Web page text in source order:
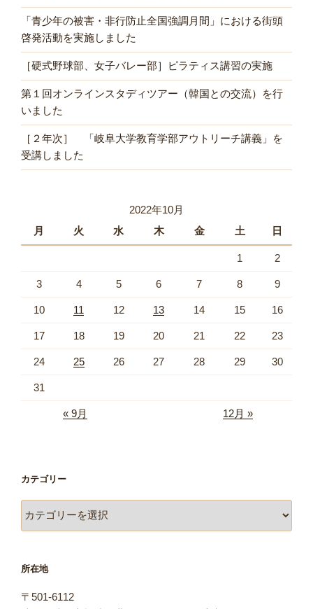
「青少年の被害・非行防止全国強調月間」における街頭
啓発活動を実施しました
［硬式野球部、女子バレー部］ピラティス講習の実施
第１回オンラインスタディツアー（韓国との交流）を行
いました
［２年次］ 「岐阜大学教育学部アウトリーチ講義」を
受講しました
2022年10月
月
火 水 木 金 土 日
1 2
3 4 5 6 7 8 9
10 11 12 13 14 15 16
17 18 19 20 21 22 23
24 25 26 27 28 29 30
31
« 9月 12月 »
カテゴリー
テ
ー
所在地
〒501-6112